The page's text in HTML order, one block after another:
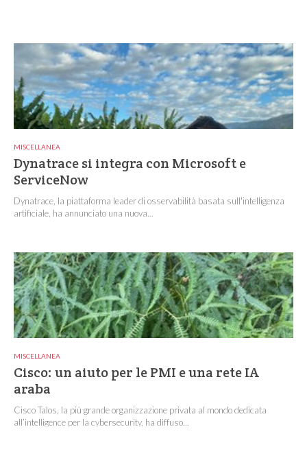
MISCELLANEA
Dynatrace si integra con Microsoft e
ServiceNow
Dynatrace, la piattaforma leader di osservabilità basata sull'intelligenza
artificiale, ha annunciato una nuova...
MISCELLANEA
Cisco: un aiuto per le PMI e una rete IA
araba
Cisco Talos, la più grande organizzazione privata al mondo dedicata
all’intelligence per la cybersecurity, ha diffuso...